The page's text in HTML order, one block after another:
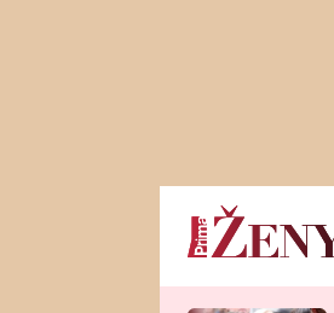
Horoskopy